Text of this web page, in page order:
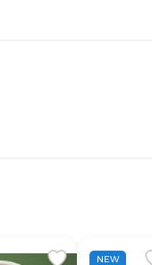
NEW